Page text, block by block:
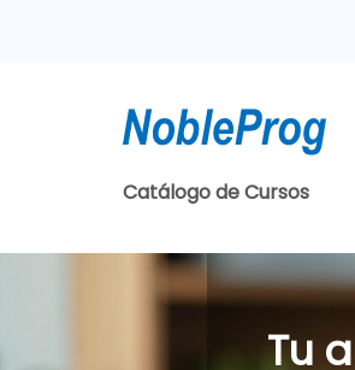
Catálogo de Cursos
Tu